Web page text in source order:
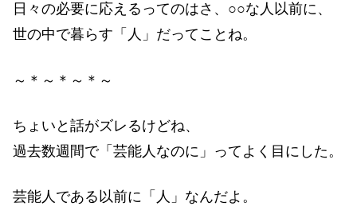
日々の必要に応えるってのはさ、○○な人以前に、
世の中で暮らす「人」だってことね。
～＊～＊～＊～
ちょいと話がズレるけどね、
過去数週間で「芸能人なのに」ってよく目にした。
芸能人である以前に「人」なんだよ。